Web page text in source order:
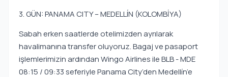
3. GÜN: PANAMA CITY – MEDELLÍN (KOLOMBİYA)
Sabah erken saatlerde otelimizden ayrılarak
havalimanına transfer oluyoruz. Bagaj ve pasaport
işlemlerimizin ardından Wingo Airlines ile BLB - MDE
08:15 / 09:33 seferiyle Panama City’den Medellín’e